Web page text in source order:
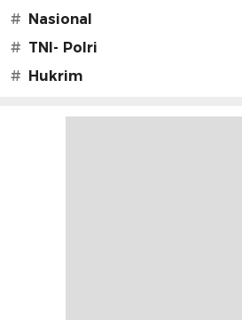
# Nasional
# TNI- Polri
# Hukrim